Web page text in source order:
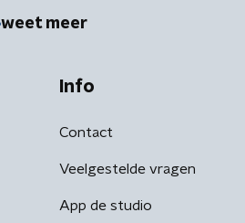
weet meer
Info
Contact
Veelgestelde vragen
App de studio